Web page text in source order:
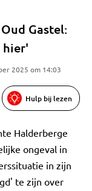
Gastel:
hier'
2025 om 14:03
Hulp bij lezen
Halderberge
ongeval in
in zijn
te zijn over